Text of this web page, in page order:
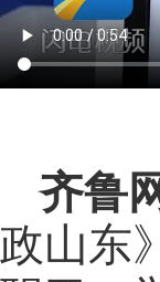
齐鲁
政山东